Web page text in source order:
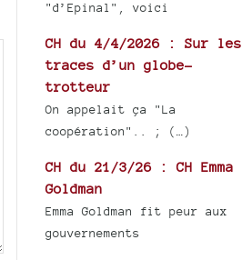
"d’Epinal", voici
CH du 4/4/2026 : Sur les
traces d’un globe-
trotteur
On appelait ça "La
coopération".. ; (…)
CH du 21/3/26 : CH Emma
Goldman
Emma Goldman fit peur aux
gouvernements